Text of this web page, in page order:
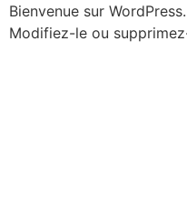
Bienvenue sur
Modifiez-le ou